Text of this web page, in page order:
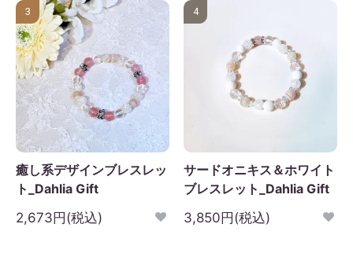
月 火 水 木 金 土
2 4
7 8 11 12
14 15 16 17 18 19
21 22 23 24 25 26
28 29 30
3
癒し系デザインブレスレッ
ト_Dahlia Gift
2,673円(税込)
4
サードオニキス＆ホワイト
ブレスレット_Dahlia Gift
3,850円(税込)